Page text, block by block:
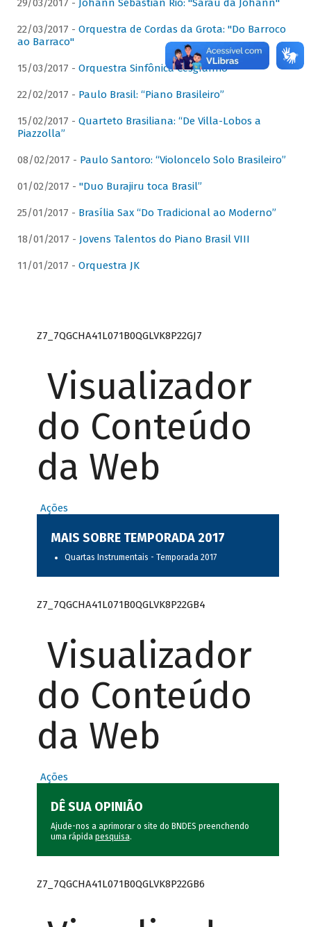
29/03/2017 - Johann Sebastian Rio: "Sarau da Johann"
22/03/2017 - Orquestra de Cordas da Grota: "Do Barroco
ao Barraco"
15/03/2017 - Orquestra Sinfônica Cesgranrio
22/02/2017 - Paulo Brasil: “Piano Brasileiro”
15/02/2017 - Quarteto Brasiliana: “De Villa-Lobos a
Piazzolla”
08/02/2017 - Paulo Santoro: “Violoncelo Solo Brasileiro”
01/02/2017 - "Duo Burajiru toca Brasil”
25/01/2017 - Brasília Sax “Do Tradicional ao Moderno”
18/01/2017 - Jovens Talentos do Piano Brasil VIII
11/01/2017 - Orquestra JK
Z7_7QGCHA41L071B0QGLVK8P22GJ7
Visualizador
do Conteúdo
da Web
Ações
MAIS SOBRE TEMPORADA 2017
Quartas Instrumentais - Temporada 2017
Z7_7QGCHA41L071B0QGLVK8P22GB4
Visualizador
do Conteúdo
da Web
Ações
DÊ SUA OPINIÃO
Ajude-nos a aprimorar o site do BNDES preenchendo
uma rápida pesquisa.
Z7_7QGCHA41L071B0QGLVK8P22GB6